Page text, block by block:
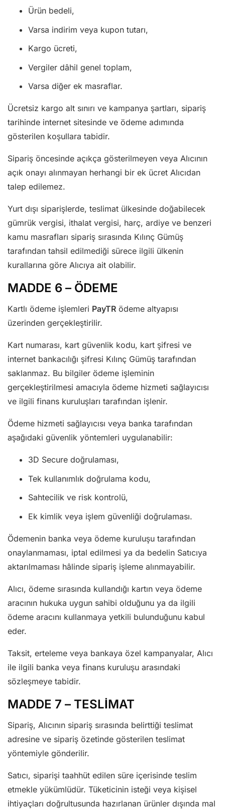
Ürün bedeli,
Varsa indirim veya kupon tutarı,
Kargo ücreti,
Vergiler dâhil genel toplam,
Varsa diğer ek masraflar.
Ücretsiz kargo alt sınırı ve kampanya şartları, sipariş
tarihinde internet sitesinde ve ödeme adımında
gösterilen koşullara tabidir.
Sipariş öncesinde açıkça gösterilmeyen veya Alıcının
açık onayı alınmayan herhangi bir ek ücret Alıcıdan
talep edilemez.
Yurt dışı siparişlerde, teslimat ülkesinde doğabilecek
gümrük vergisi, ithalat vergisi, harç, ardiye ve benzeri
kamu masrafları sipariş sırasında Kılınç Gümüş
tarafından tahsil edilmediği sürece ilgili ülkenin
kurallarına göre Alıcıya ait olabilir.
MADDE 6 – ÖDEME
Kartlı ödeme işlemleri PayTR ödeme altyapısı
üzerinden gerçekleştirilir.
Kart numarası, kart güvenlik kodu, kart şifresi ve
internet bankacılığı şifresi Kılınç Gümüş tarafından
saklanmaz. Bu bilgiler ödeme işleminin
gerçekleştirilmesi amacıyla ödeme hizmeti sağlayıcısı
ve ilgili finans kuruluşları tarafından işlenir.
Ödeme hizmeti sağlayıcısı veya banka tarafından
aşağıdaki güvenlik yöntemleri uygulanabilir:
3D Secure doğrulaması,
Tek kullanımlık doğrulama kodu,
Sahtecilik ve risk kontrolü,
Ek kimlik veya işlem güvenliği doğrulaması.
Ödemenin banka veya ödeme kuruluşu tarafından
onaylanmaması, iptal edilmesi ya da bedelin Satıcıya
aktarılmaması hâlinde sipariş işleme alınmayabilir.
Alıcı, ödeme sırasında kullandığı kartın veya ödeme
aracının hukuka uygun sahibi olduğunu ya da ilgili
ödeme aracını kullanmaya yetkili bulunduğunu kabul
eder.
Taksit, erteleme veya bankaya özel kampanyalar, Alıcı
ile ilgili banka veya finans kuruluşu arasındaki
sözleşmeye tabidir.
MADDE 7 – TESLİMAT
Sipariş, Alıcının sipariş sırasında belirttiği teslimat
adresine ve sipariş özetinde gösterilen teslimat
yöntemiyle gönderilir.
Satıcı, siparişi taahhüt edilen süre içerisinde teslim
etmekle yükümlüdür. Tüketicinin isteği veya kişisel
ihtiyaçları doğrultusunda hazırlanan ürünler dışında mal